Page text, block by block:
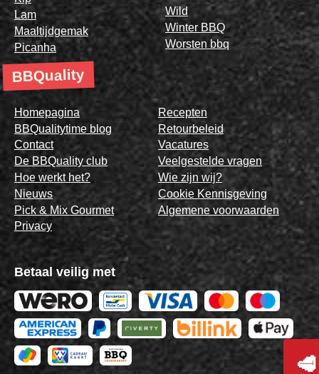
Lam
Maaltijdgemak
Picanha
Wild
Winter BBQ
Worsten bbq
BBQuality
Homepagina
BBQualitytime blog
Contact
De BBQuality club
Hoe werkt het?
Nieuws
Pick & Mix Gourmet
Privacy
Recepten
Retourbeleid
Vacatures
Veelgestelde vragen
Wie zijn wij?
Cookie Kennisgeving
Algemene voorwaarden
Betaal veilig met
🥩